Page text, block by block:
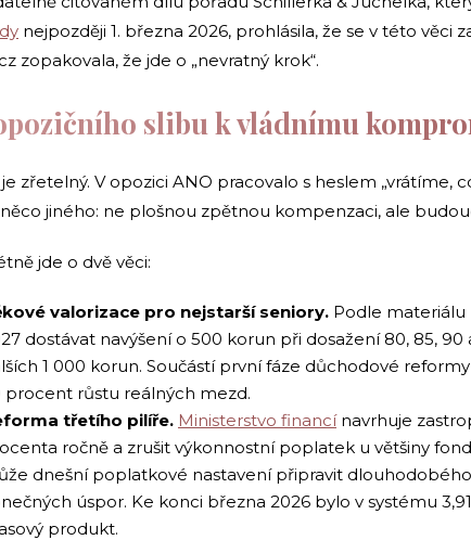
nejpozději 1. března 2026, prohlásila, že se v této věci
zopakovala, že jde o „nevratný krok“.
slibu k vládnímu
zřetelný. V opozici ANO pracovalo s heslem „vrátíme,
jiného: ne plošnou zpětnou kompenzaci, ale
jde o dvě věci:
valorizace pro nejstarší seniory. Podle materiálu
dostávat navýšení o 500 korun při dosažení 80, 85,
1 000 korun. Součástí první fáze důchodové
procent růstu reálných mezd.
třetího pilíře. Ministerstvo financínavrhuje
ročně a zrušit výkonnostní poplatek u většiny
dnešní poplatkové nastavení připravit
úspor. Ke konci března 2026 bylo v systému
produkt.